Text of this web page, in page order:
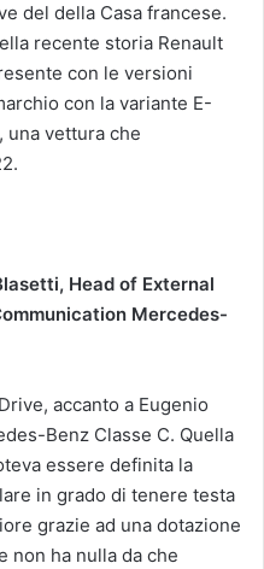
del della Casa francese.
recente storia Renault
con le versioni
con la variante E-
una vettura che
Head of External
Mercedes-
accanto a Eugenio
Benz Classe C. Quella
essere definita la
in grado di tenere testa
grazie ad una dotazione
non ha nulla da che